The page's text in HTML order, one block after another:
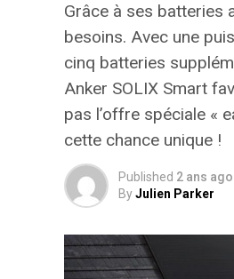
Grâce à ses batteries
besoins. Avec une
cinq batteries
Anker SOLIX Smart
pas l’offre spéciale «
cette chance unique !
Published 2 ans ago
ByJulien Parker